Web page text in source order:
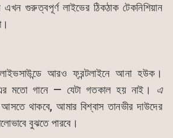
গুরুত্বপূর্ণ লাইভের ঠিকঠাক টেকনিশিয়ান
আরও ফ্রন্টলাইনে আনা হউক।
মতো গানে — যেটা গতকাল হয় নাই। এ
থাকবে, আমার বিশ্বাস তানভীর দাউদের
বুঝতে পারবে।